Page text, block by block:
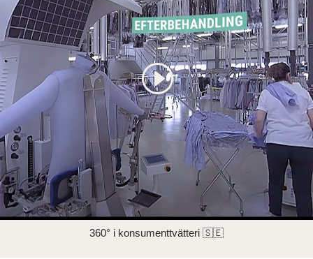
360° i konsumenttvätteri 🇸🇪